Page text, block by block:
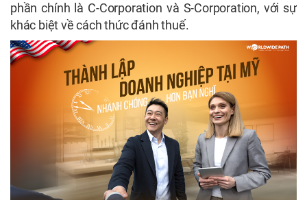
phần chính là C-Corporation và S-Corporation, với sự
khác biệt về cách thức đánh thuế.